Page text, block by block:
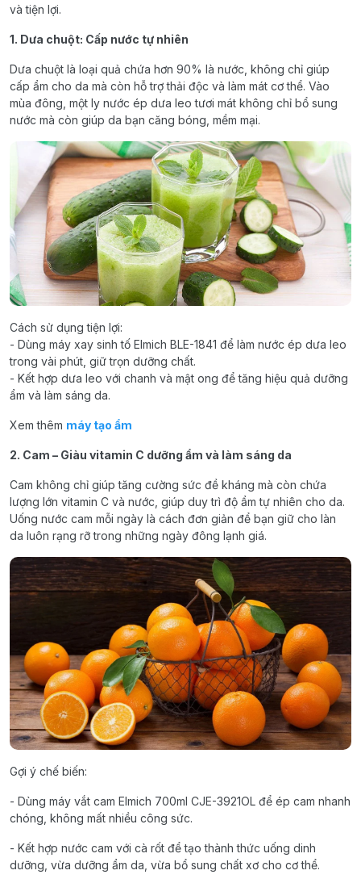
và tiện lợi.
1. Dưa chuột: Cấp nước tự nhiên
Dưa chuột là loại quả chứa hơn 90% là nước, không chỉ giúp
cấp ẩm cho da mà còn hỗ trợ thải độc và làm mát cơ thể. Vào
mùa đông, một ly nước ép dưa leo tươi mát không chỉ bổ sung
nước mà còn giúp da bạn căng bóng, mềm mại.
Cách sử dụng tiện lợi:
- Dùng máy xay sinh tố Elmich BLE-1841 để làm nước ép dưa leo
trong vài phút, giữ trọn dưỡng chất.
- Kết hợp dưa leo với chanh và mật ong để tăng hiệu quả dưỡng
ẩm và làm sáng da.
Xem thêm máy tạo ẩm
2. Cam – Giàu vitamin C dưỡng ẩm và làm sáng da
Cam không chỉ giúp tăng cường sức đề kháng mà còn chứa
lượng lớn vitamin C và nước, giúp duy trì độ ẩm tự nhiên cho da.
Uống nước cam mỗi ngày là cách đơn giản để bạn giữ cho làn
da luôn rạng rỡ trong những ngày đông lạnh giá.
Gợi ý chế biến:
- Dùng máy vắt cam Elmich 700ml CJE-3921OL để ép cam nhanh
chóng, không mất nhiều công sức.
- Kết hợp nước cam với cà rốt để tạo thành thức uống dinh
dưỡng, vừa dưỡng ẩm da, vừa bổ sung chất xơ cho cơ thể.